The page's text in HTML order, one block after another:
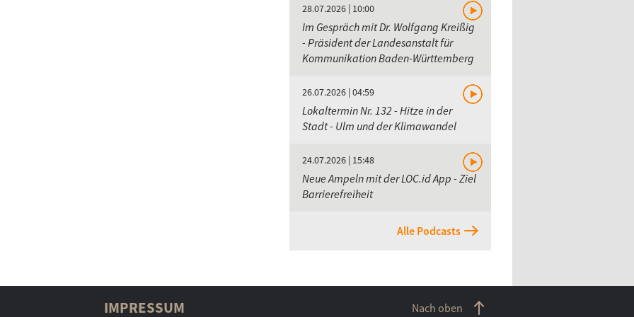
28.07.2026 | 10:00
Im Gespräch mit Dr. Wolfgang Kreißig
- Präsident der Landesanstalt für
Kommunikation Baden-Württemberg
26.07.2026 | 04:59
Lokaltermin Nr. 132 - Hitze in der
Stadt - Ulm und der Klimawandel
24.07.2026 | 15:48
Neue Ampeln mit der LOC.id App - Ziel
Barrierefreiheit
Alle Podcasts
IMPRESSUM Nach oben